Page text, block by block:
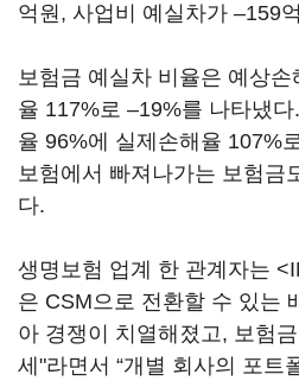
억원, 사업비 예실차가 –159
보험금 예실차 비율은 예상손
율 117%로 –19%를 나타냈
율 96%에 실제손해율 107%
보험에서 빠져나가는 보험금
다.
생명보험 업계 한 관계자는
은 CSM으로 전환할 수 있는
아 경쟁이 치열해졌고, 보험
세"라면서 “개별 회사의 포트